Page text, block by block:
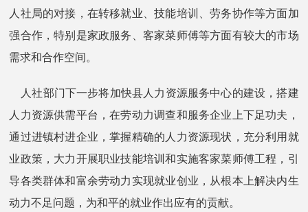
人社局的对接，在转移就业、技能培训、劳务协作等方面加
强合作，特别是家政服务、客家菜师傅等方面有较大的市场
需求和合作空间。
人社部门下一步将加快县人力资源服务中心的建设，搭建
人力资源供需平台，在劳动力调查和服务企业上下足功夫，
通过进镇村进企业，掌握精确的人力资源现状，充分利用就
业政策，大力开展职业技能培训和实施客家菜师傅工程，引
导各类群体和富余劳动力实现就业创业，从根本上解决内生
动力不足问题，为和平的就业作出应有的贡献。